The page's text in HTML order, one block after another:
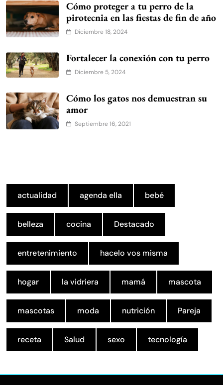
Cómo proteger a tu perro de la
pirotecnia en las fiestas de fin de año
Diciembre 18, 2024
Fortalecer la conexión con tu perro
Diciembre 5, 2024
Cómo los gatos nos demuestran su
amor
Septiembre 16, 2021
actualidad agenda ella bebé
belleza cocina Destacado
entretenimiento hacelo vos misma
hogar la vidriera mamá mascota
mascotas moda nutrición Pareja
receta Salud sexo tecnología